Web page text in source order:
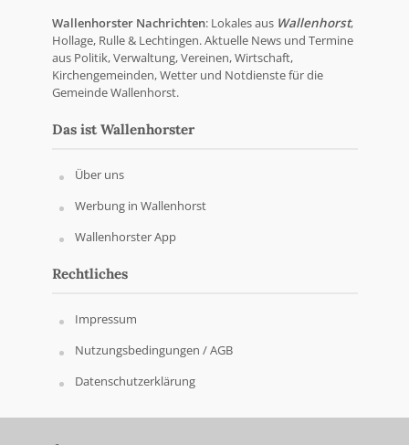
Wallenhorster Nachrichten: Lokales aus Wallenhorst,
Hollage, Rulle & Lechtingen. Aktuelle News und Termine
aus Politik, Verwaltung, Vereinen, Wirtschaft,
Kirchengemeinden, Wetter und Notdienste für die
Gemeinde Wallenhorst.
Das ist Wallenhorster
Über uns
Werbung in Wallenhorst
Wallenhorster App
Rechtliches
Impressum
Nutzungsbedingungen / AGB
Datenschutzerklärung